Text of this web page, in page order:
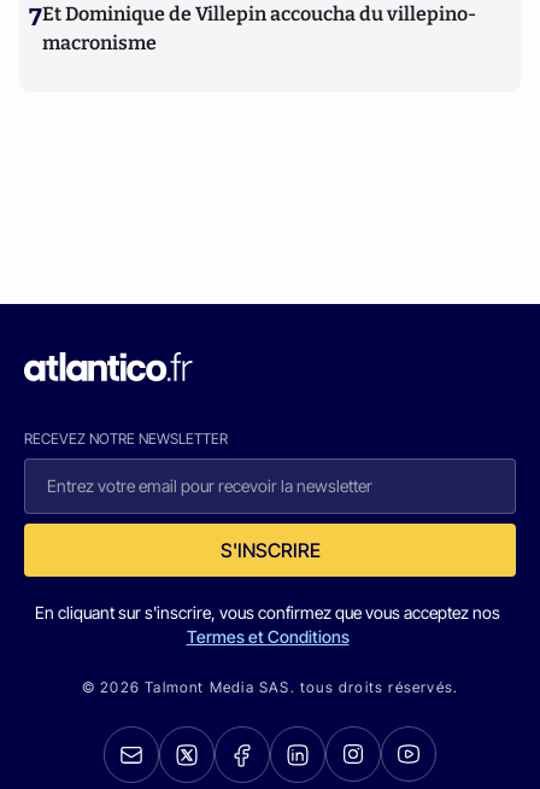
7Et Dominique de Villepin accoucha du villepino-
macronisme
RECEVEZ NOTRE NEWSLETTER
S'INSCRIRE
En cliquant sur s'inscrire, vous confirmez que vous acceptez nos
Termes et Conditions
© 2026 Talmont Media SAS. tous droits réservés.